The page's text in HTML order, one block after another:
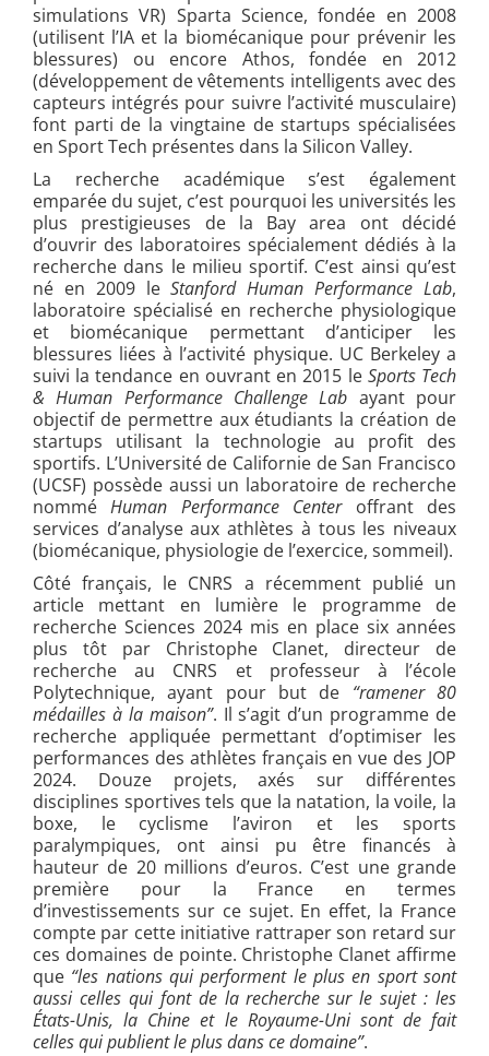
simulations VR) Sparta Science, fondée en 2008
(utilisent l’IA et la biomécanique pour prévenir les
blessures) ou encore Athos, fondée en 2012
(développement de vêtements intelligents avec des
capteurs intégrés pour suivre l’activité musculaire)
font parti de la vingtaine de startups spécialisées
en Sport Tech présentes dans la Silicon Valley.
La recherche académique s’est également
emparée du sujet, c’est pourquoi les universités les
plus prestigieuses de la Bay area ont décidé
d’ouvrir des laboratoires spécialement dédiés à la
recherche dans le milieu sportif. C’est ainsi qu’est
né en 2009 leStanford Human Performance Lab,
laboratoire spécialisé en recherche physiologique
et biomécanique permettant d’anticiper les
blessures liées à l’activité physique. UC Berkeley a
suivi la tendance en ouvrant en 2015 le Sports Tech
& Human Performance Challenge Lab ayant pour
objectif de permettre aux étudiants la création de
startups utilisant la technologie au profit des
sportifs. L’Université de Californie de San Francisco
(UCSF) possède aussi un laboratoire de recherche
nomméHuman Performance Centeroffrant des
services d’analyse aux athlètes à tous les niveaux
(biomécanique, physiologie de l’exercice, sommeil).
Côté français, le CNRS a récemment publié un
article mettant en lumière le programme de
recherche Sciences 2024 mis en place six années
plus tôt par Christophe Clanet, directeur de
recherche au CNRS et professeur à l’école
Polytechnique, ayant pour but de “ramener 80
médailles à la maison”. Il s’agit d’un programme de
recherche appliquée permettant d’optimiser les
performances des athlètes français en vue des JOP
2024. Douze projets, axés sur différentes
disciplines sportives tels que la natation, la voile, la
boxe, le cyclisme l’aviron et les sports
paralympiques, ont ainsi pu être financés à
hauteur de 20 millions d’euros. C’est une grande
première pour la France en termes
d’investissements sur ce sujet. En effet, la France
compte par cette initiative rattraper son retard sur
ces domaines de pointe. Christophe Clanet affirme
que “les nations qui performent le plus en sport sont
aussi celles qui font de la recherche sur le sujet : les
États-Unis, la Chine et le Royaume-Uni sont de fait
celles qui publient le plus dans ce domaine”.